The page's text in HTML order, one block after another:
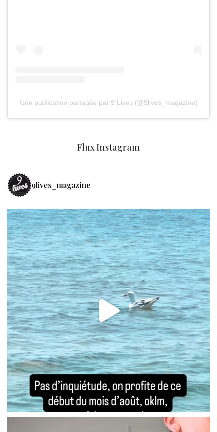
Une publication partagée par 9 Lives (@9lives_magazine)
Flux Instagram
9lives_magazine